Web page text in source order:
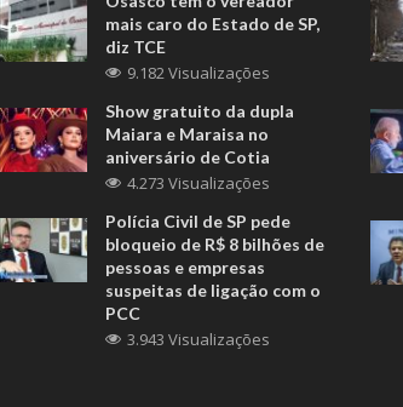
mais caro do Estado de SP,
diz TCE
9.182 Visualizações
Show gratuito da dupla
Maiara e Maraisa no
aniversário de Cotia
4.273 Visualizações
Polícia Civil de SP pede
bloqueio de R$ 8 bilhões de
pessoas e empresas
suspeitas de ligação com o
PCC
3.943 Visualizações